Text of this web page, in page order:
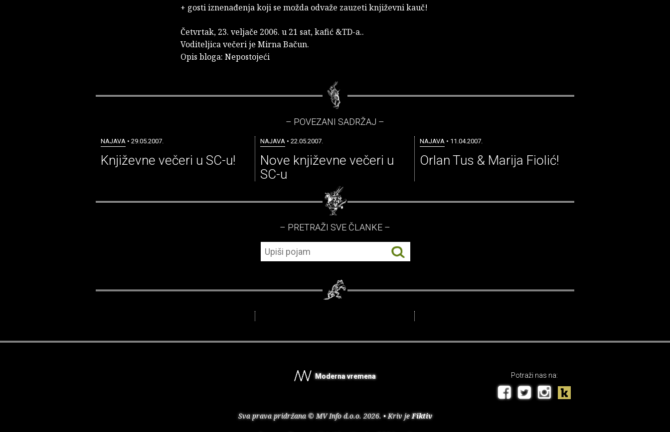
+ gosti iznenađenja koji se možda odvaže zauzeti književni kauč!
Četvrtak, 23. veljače 2006. u 21 sat, kafić &TD-a..
Voditeljica večeri je Mirna Bačun.
Opis bloga: Nepostojeći
– POVEZANI SADRŽAJ –
NAJAVA • 29.05.2007.
Književne večeri u SC-u!
NAJAVA • 22.05.2007.
Nove književne večeri u
SC-u
NAJAVA • 11.04.2007.
Orlan Tus & Marija Fiolić!
– PRETRAŽI SVE ČLANKE –
Moderna vremena
Sva prava pridržana © MV Info d.o.o. 2026. • Kriv jeFiktiv
Potraži nas na: